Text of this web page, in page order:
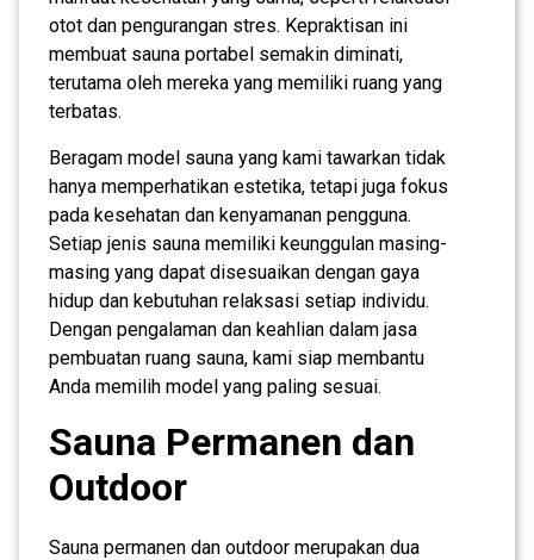
otot dan pengurangan stres. Kepraktisan ini
membuat sauna portabel semakin diminati,
terutama oleh mereka yang memiliki ruang yang
terbatas.
Beragam model sauna yang kami tawarkan tidak
hanya memperhatikan estetika, tetapi juga fokus
pada kesehatan dan kenyamanan pengguna.
Setiap jenis sauna memiliki keunggulan masing-
masing yang dapat disesuaikan dengan gaya
hidup dan kebutuhan relaksasi setiap individu.
Dengan pengalaman dan keahlian dalam jasa
pembuatan ruang sauna, kami siap membantu
Anda memilih model yang paling sesuai.
Sauna Permanen dan
Outdoor
Sauna permanen dan outdoor merupakan dua